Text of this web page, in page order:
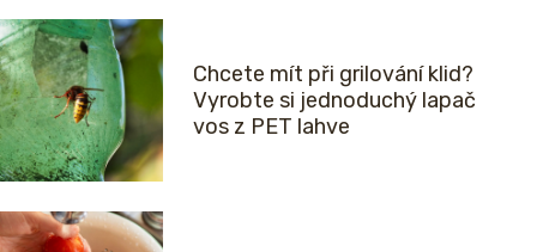
Chcete mít při grilování klid?
Vyrobte si jednoduchý lapač
vos z PET lahve